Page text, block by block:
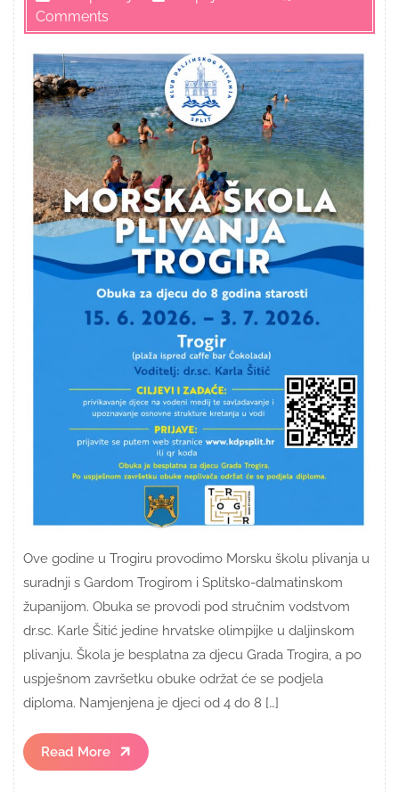
Comments
Ove godine u Trogiru provodimo Morsku školu plivanja u
suradnji s Gardom Trogirom i Splitsko-dalmatinskom
županijom. Obuka se provodi pod stručnim vodstvom
dr.sc. Karle Šitić jedine hrvatske olimpijke u daljinskom
plivanju. Škola je besplatna za djecu Grada Trogira, a po
uspješnom završetku obuke održat će se podjela
diploma. Namjenjena je djeci od 4 do 8 […]
Read More
Read
More